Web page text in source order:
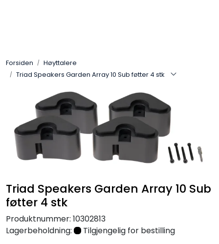
Forsiden
Høyttalere
Triad Speakers Garden Array 10 Sub føtter 4 stk
Triad Speakers Garden Array 10 Sub
føtter 4 stk
Produktnummer: 10302813
Lagerbeholdning:
Tilgjengelig for bestilling
SONOS
KNX
Stereo
Kabler
Nettverk